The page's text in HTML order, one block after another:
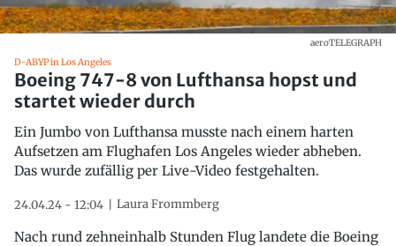
aeroTELEGRAPH
D-ABYP in Los Angeles
Boeing 747-8 von Lufthansa hopst und
startet wieder durch
Ein Jumbo von Lufthansa musste nach einem harten
Aufsetzen am Flughafen Los Angeles wieder abheben.
Das wurde zufällig per Live-Video festgehalten.
24.04.24 - 12:04 Laura Frommberg
Nach rund zehneinhalb Stunden Flug landete die Boeing